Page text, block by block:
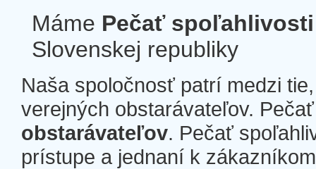
Máme Pečať spoľahlivosti
Slovenskej republiky
Naša spoločnosť patrí medzi
verejných obstarávateľov.
obstarávateľov. Pečať
prístupe a jednaní k